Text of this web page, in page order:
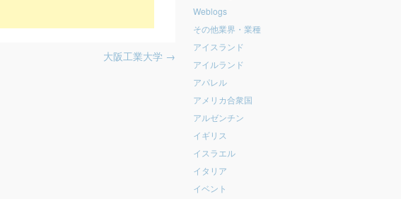
Weblogs
その他業界・業種
アイスランド
アイルランド
アパレル
アメリカ合衆国
アルゼンチン
イギリス
イスラエル
イタリア
イベント
大阪工業大学 →